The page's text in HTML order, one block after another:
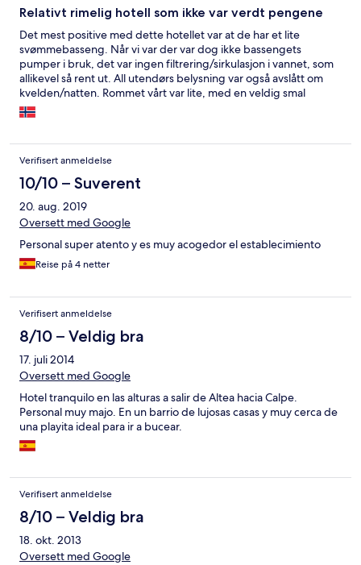
Relativt rimelig hotell som ikke var verdt pengene
Det mest positive med dette hotellet var at de har et lite
svømmebasseng. Når vi var der var dog ikke bassengets
pumper i bruk, det var ingen filtrering/sirkulasjon i vannet, som
allikevel så rent ut. All utendørs belysning var også avslått om
kvelden/natten. Rommet vårt var lite, med en veldig smal
dobbelseng. Renholdet var helt OK. WiFi virker kun i
resepsjonen. Hele hotellet virket nedslitt og umoderne. Noen av
Altea.
Verifisert anmeldelse
10/10 – Suverent
20. aug. 2019
Oversett med Google
Personal super atento y es muy acogedor el establecimiento
Reise på 4 netter
Verifisert anmeldelse
8/10 – Veldig bra
17. juli 2014
Oversett med Google
Hotel tranquilo en las alturas a salir de Altea hacia Calpe.
Personal muy majo. En un barrio de lujosas casas y muy cerca de
una playita ideal para ir a bucear.
Verifisert anmeldelse
8/10 – Veldig bra
18. okt. 2013
Oversett med Google